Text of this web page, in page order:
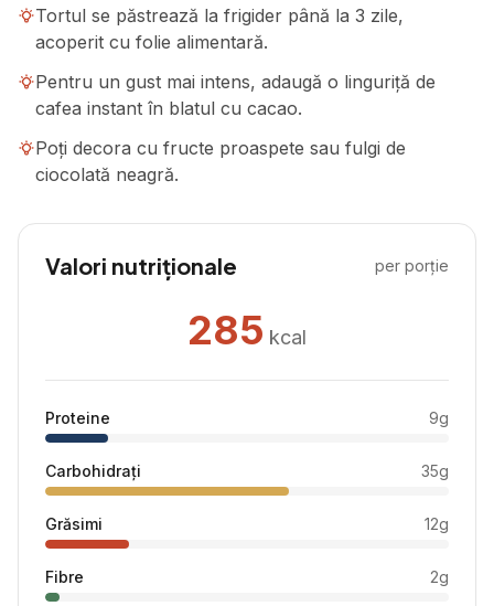
Tortul se păstrează la frigider până la 3 zile,
acoperit cu folie alimentară.
Pentru un gust mai intens, adaugă o linguriță de
cafea instant în blatul cu cacao.
Poți decora cu fructe proaspete sau fulgi de
ciocolată neagră.
Valori nutriționale per porție
285 kcal
Proteine 9g
Carbohidrați 35g
Grăsimi 12g
Fibre 2g